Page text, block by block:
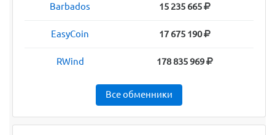
Barbados 15 235 665
EasyCoin 17 675 190
RWind 178 835 969
Все обменники